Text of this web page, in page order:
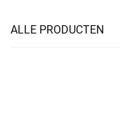
ALLE PRODUCTEN